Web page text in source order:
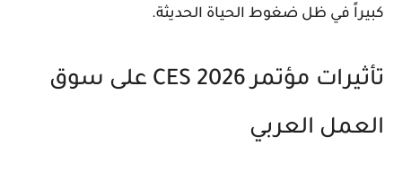
كبيراً في ظل ضغوط الحياة الحديثة.
تأثيرات مؤتمر CES 2026 على سوق
العمل العربي